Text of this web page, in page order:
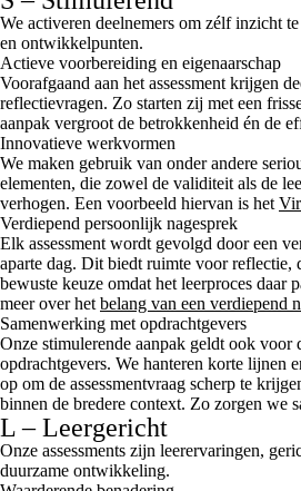
We activeren deelnemers om zélf inzicht
en ontwikkelpunten.
Actieve voorbereiding en eigenaarschap
Voorafgaand aan het assessment krijgen
reflectievragen. Zo starten zij met een
aanpak vergroot de betrokkenheid én de
Innovatieve werkvormen
We maken gebruik van onder andere
elementen, die zowel de validiteit als de
verhogen. Een voorbeeld hiervan is het
Verdiepend persoonlijk nagesprek
Elk assessment wordt gevolgd door een
aparte dag. Dit biedt ruimte voor reflectie,
bewuste keuze omdat het leerproces daar
meer over het belang van een verdiepend
Samenwerking met opdrachtgevers
Onze stimulerende aanpak geldt ook voor
opdrachtgevers. We hanteren korte lijnen
op om de assessmentvraag scherp te
binnen de bredere context. Zo zorgen we
L – Leergericht
Onze assessments zijn leerervaringen,
duurzame ontwikkeling.